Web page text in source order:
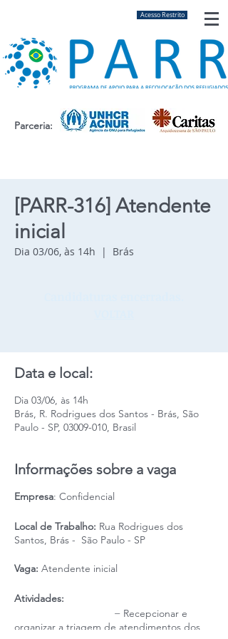
Acesso Restrito
Parceria:
[PARR-316] Atendente
inicial
Dia 03/06, às 14h
  |
Brás
Data e local:
Dia 03/06, às 14h
Brás, R. Rodrigues dos Santos - Brás, São
Paulo - SP, 03009-010, Brasil
Informações sobre a vaga
Empresa: Confidencial
Local de Trabalho: Rua Rodrigues dos
Santos, Brás - São Paulo - SP
Vaga: Atendente inicial
Atividades:
− Recepcionar e
organizar a triagem de atendimentos dos